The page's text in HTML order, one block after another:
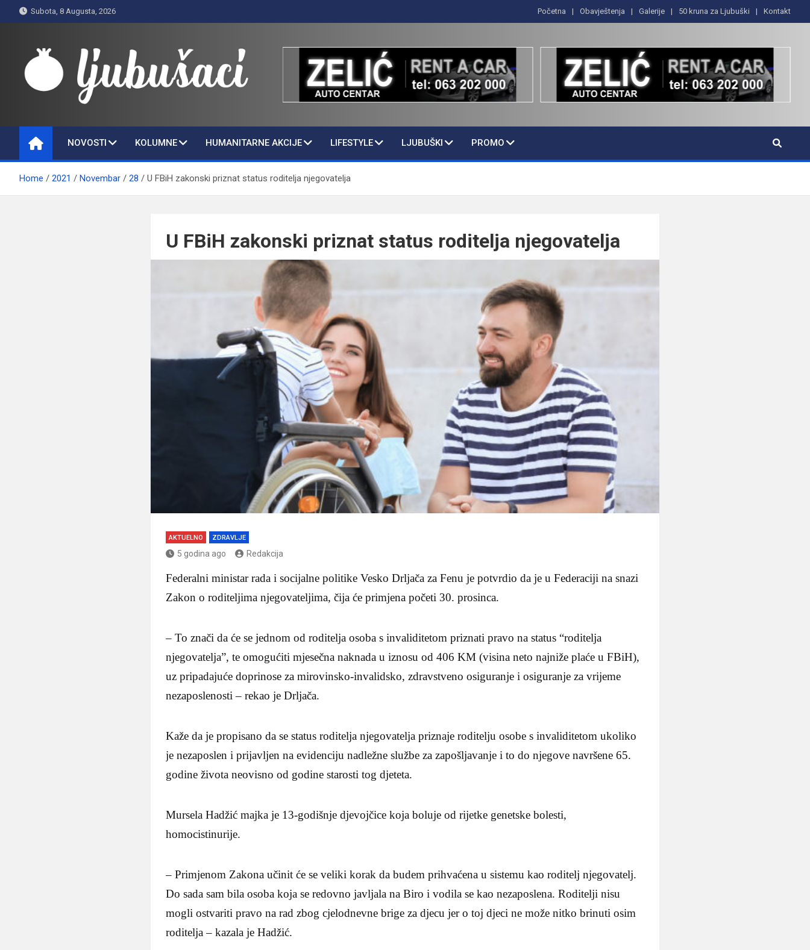
to
Subota, 8 Augusta, 2026 Početna Obavještenja Galerije 50 kruna za Ljubuški Kontakt
Ljubušaci
NOVOSTI KOLUMNE HUMANITARNE AKCIJE LIFESTYLE LJUBUŠKI PROMO
Home 2021 Novembar 28 U FBiH zakonski priznat status roditelja njegovatelja
U FBiH zakonski priznat status roditelja njegovatelja
AKTUELNO ZDRAVLJE
5 godina ago Redakcija
Federalni ministar rada i socijalne politike Vesko Drljača za Fenu je potvrdio da je u Federaciji na snazi
Zakon o roditeljima njegovateljima, čija će primjena početi 30. prosinca.
– To znači da će se jednom od roditelja osoba s invaliditetom priznati pravo na status “roditelja
njegovatelja”, te omogućiti mjesečna naknada u iznosu od 406 KM (visina neto najniže plaće u FBiH),
uz pripadajuće doprinose za mirovinsko-invalidsko, zdravstveno osiguranje i osiguranje za vrijeme
nezaposlenosti – rekao je Drljača.
Kaže da je propisano da se status roditelja njegovatelja priznaje roditelju osobe s invaliditetom ukoliko
je nezaposlen i prijavljen na evidenciju nadležne službe za zapošljavanje i to do njegove navršene 65.
godine života neovisno od godine starosti tog djeteta.
Mursela Hadžić majka je 13-godišnje djevojčice koja boluje od rijetke genetske bolesti,
homocistinurije.
– Primjenom Zakona učinit će se veliki korak da budem prihvaćena u sistemu kao roditelj njegovatelj.
Do sada sam bila osoba koja se redovno javljala na Biro i vodila se kao nezaposlena. Roditelji nisu
mogli ostvariti pravo na rad zbog cjelodnevne brige za djecu jer o toj djeci ne može nitko brinuti osim
roditelja – kazala je Hadžić.